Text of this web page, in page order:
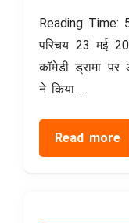
Reading Time:
परिचय 23 मई
कॉमेडी ड्रामा पर
ने किया …
Read more